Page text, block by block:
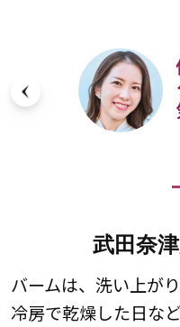
武田奈
バームは、洗い上が
冷房で乾燥した日な